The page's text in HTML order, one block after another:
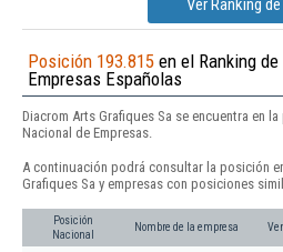
Ver Ranking
Posición 193.815 en el Ranking de
Empresas Españolas
Diacrom Arts Grafiques Sa se encuentra en
Nacional de Empresas.
A continuación podrá consultar la posición
Grafiques Sa y empresas con posiciones
Posición
Nacional
Nombre de la empresa